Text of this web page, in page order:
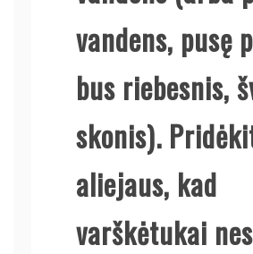
vandens, pusę
bus riebesnis,
skonis).
aliejaus, kad
varškėtukai